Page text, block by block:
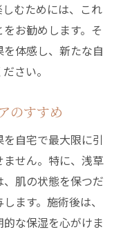
むためには、これ
お勧めします。そ
体感し、新たな自
さい。
のすすめ
自宅で最大限に引
せん。特に、浅草
肌の状態を保つだ
ます。施術後は、
な保湿を心がけま